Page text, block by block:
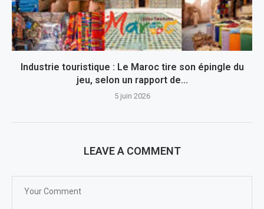
Industrie touristique : Le Maroc tire son épingle du
jeu, selon un rapport de...
5 juin 2026
LEAVE A COMMENT